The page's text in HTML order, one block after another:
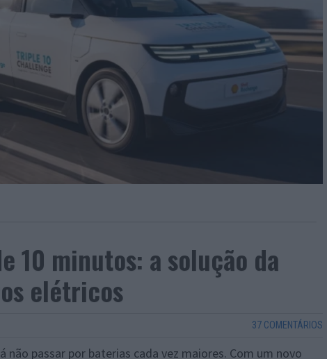
10 minutos: a solução da
elétricos
37 COMENTÁRIOS
passar por baterias cada vez maiores. Com um novo